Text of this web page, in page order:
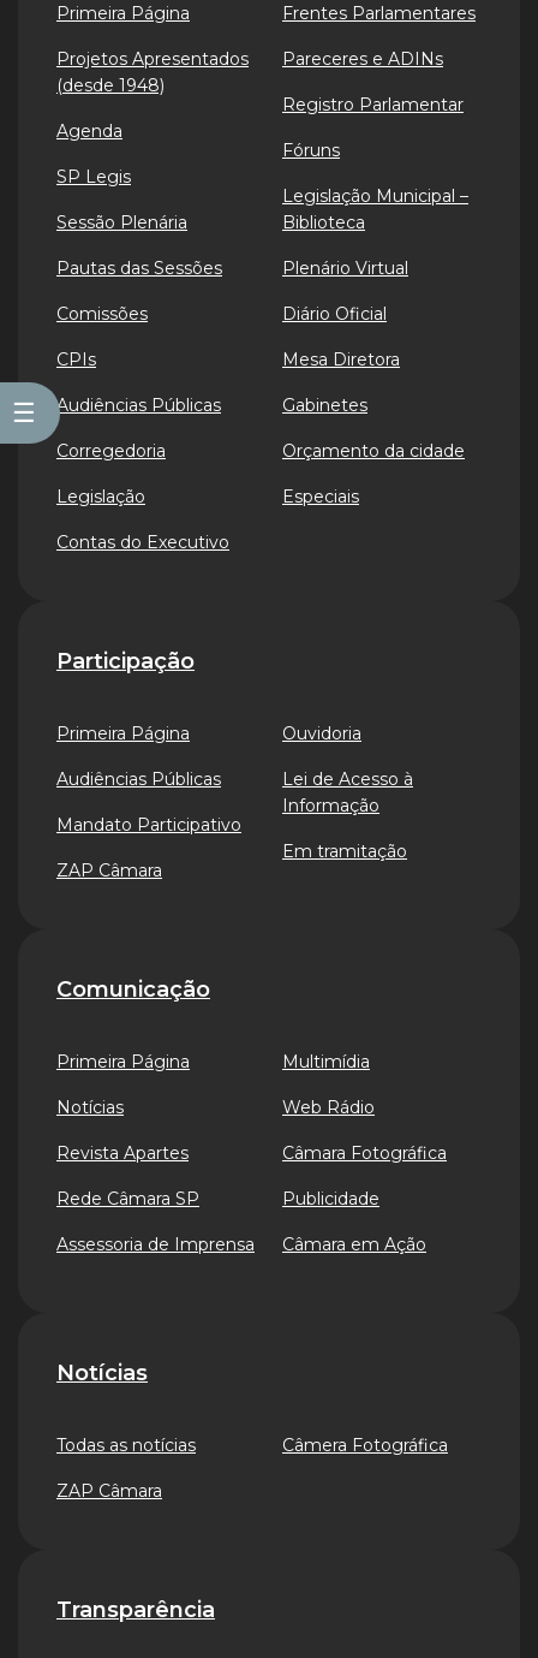
☰
Primeira Página
Projetos Apresentados
(desde 1948)
Agenda
SP Legis
Sessão Plenária
Pautas das Sessões
Comissões
CPIs
Audiências Públicas
Corregedoria
Legislação
Contas do Executivo
Frentes Parlamentares
Pareceres e ADINs
Registro Parlamentar
Fóruns
Legislação Municipal –
Biblioteca
Plenário Virtual
Diário Oficial
Mesa Diretora
Gabinetes
Orçamento da cidade
Especiais
Participação
Primeira Página
Audiências Públicas
Mandato Participativo
ZAP Câmara
Ouvidoria
Lei de Acesso à
Informação
Em tramitação
Comunicação
Primeira Página
Notícias
Revista Apartes
Rede Câmara SP
Assessoria de Imprensa
Multimídia
Web Rádio
Câmara Fotográfica
Publicidade
Câmara em Ação
Notícias
Todas as notícias
ZAP Câmara
Câmera Fotográfica
Transparência